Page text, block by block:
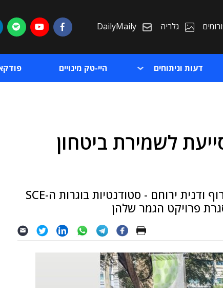
גלריה DailyMaily
דעות וניתוחים היי-טק מינויים
לשמירת ביטחון
את היישום, SOS CITY SAFETY, פיתחו מישל קלירוף ודנית ירוחם - סטודנטיות בוגרות ה-SCE
פרויקט הגמר שלהן